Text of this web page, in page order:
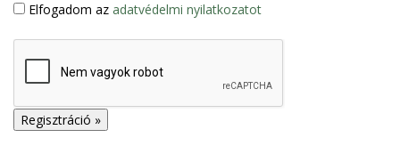
Elfogadom az adatvédelmi nyilatkozatot